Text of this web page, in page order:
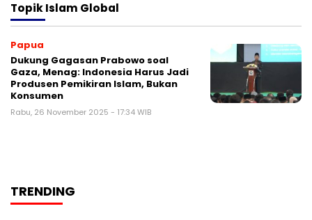
TopikIslam Global
Papua
Dukung Gagasan Prabowo soal
Gaza, Menag: Indonesia Harus Jadi
Produsen Pemikiran Islam, Bukan
Konsumen
Rabu, 26 November 2025 - 17:34 WIB
TRENDING